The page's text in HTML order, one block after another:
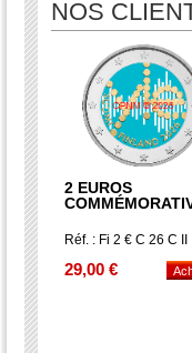
NOS
2 EUROS
Réf. : Fi 2 € C 26 C II
29,00 €